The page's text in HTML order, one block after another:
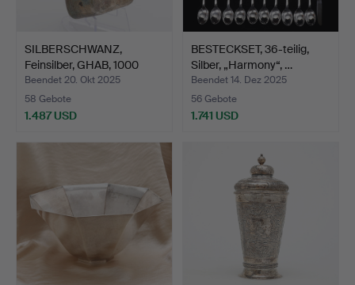
SILBERSCHWANZ,
Feinsilber, GHAB, 1000
Gram…
Beendet 20. Okt 2025
58 Gebote
1.487 USD
BESTECKSET, 36-teilig,
Silber, „Harmony“, …
Beendet 14. Dez 2025
56 Gebote
1.741 USD